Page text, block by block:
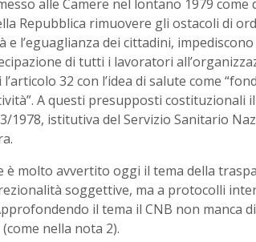
alle Camere nel lontano 1979 come
Repubblica rimuovere gli ostacoli di
l’eguaglianza dei cittadini,
di tutti i lavoratori
32 con l’idea di salute come
A questi presupposti costituzionali
istitutiva del Servizio Sanitario
è molto avvertito oggi il tema della
soggettive, ma a protocolli
il tema il CNB non manca
nella nota 2).